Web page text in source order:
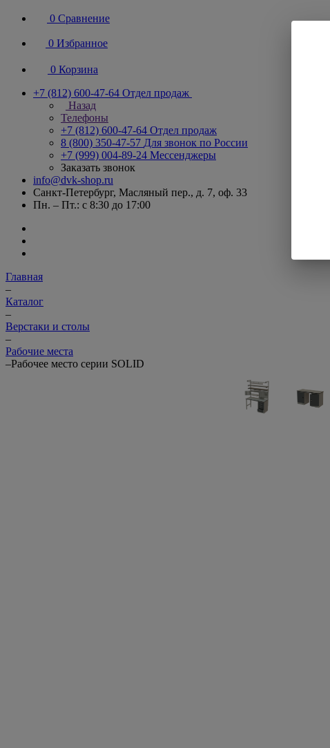
0 Сравнение
0 Избранное
0 Корзина
+7 (812) 600-47-64 Отдел продаж
Назад
Телефоны
+7 (812) 600-47-64 Отдел продаж
8 (800) 350-47-57 Для звонок по России
+7 (999) 004-89-24 Мессенджеры
Заказать звонок
info@dvk-shop.ru
Санкт-Петербург, Масляный пер., д. 7, оф. 33
Пн. – Пт.: с 8:30 до 17:00
Главная
–
Каталог
–
Верстаки и столы
–
Рабочие места
–Рабочее место серии SOLID